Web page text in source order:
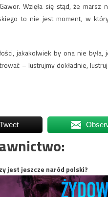
Wzięła się stąd, że marsz
to nie jest moment, w
jakakolwiek by ona nie
– lustrujmy dokładnie,
Tweet
jest jeszcze naród polski?